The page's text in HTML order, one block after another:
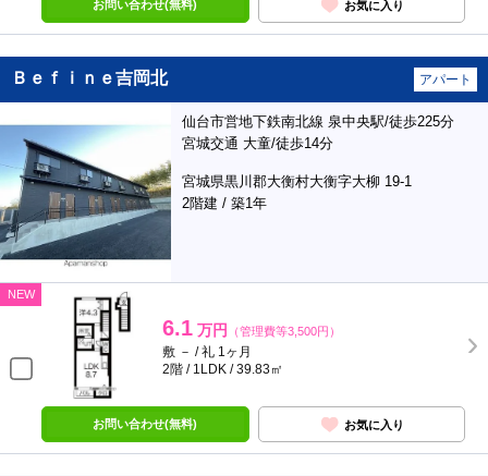
お問い合わせ(無料) お気に入り
Ｂｅｆｉｎｅ吉岡北 アパート
仙台市営地下鉄南北線 泉中央駅/徒歩225分
宮城交通 大童/徒歩14分
宮城県黒川郡大衡村大衡字大柳 19-1
2階建 / 築1年
NEW
6.1 万円 （管理費等3,500円）
敷 － / 礼 1ヶ月
2階 / 1LDK / 39.83㎡
お問い合わせ(無料) お気に入り